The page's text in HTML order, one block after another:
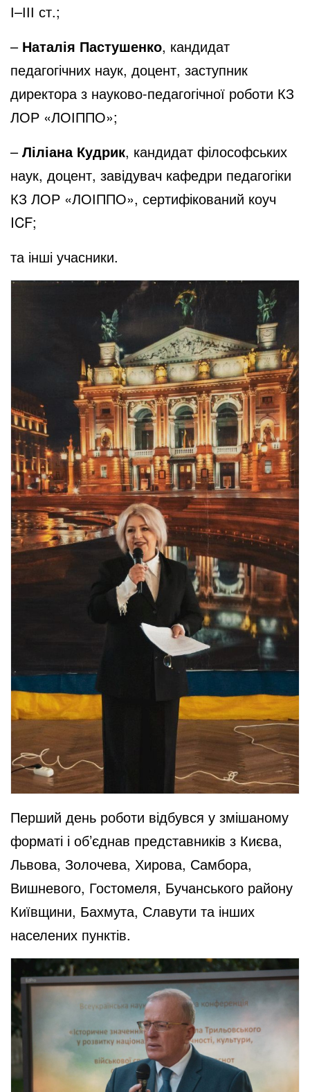
І–ІІІ ст.;
– Наталія Пастушенко, кандидат
педагогічних наук, доцент, заступник
директора з науково-педагогічної роботи КЗ
ЛОР «ЛОІППО»;
– Ліліана Кудрик, кандидат філософських
наук, доцент, завідувач кафедри педагогіки
КЗ ЛОР «ЛОІППО», сертифікований коуч
ICF;
та інші учасники.
Перший день роботи відбувся у змішаному
форматі і об’єднав представників з Києва,
Львова, Золочева, Хирова, Самбора,
Вишневого, Гостомеля, Бучанського району
Київщини, Бахмута, Славути та інших
населених пунктів.